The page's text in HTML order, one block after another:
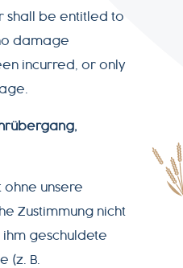
shall be entitled to
damage
incurred, or only
ohne unsere
Zustimmung nicht
geschuldete
(z. B.